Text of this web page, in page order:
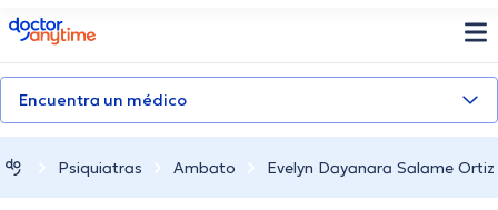
doctoranytime
Encuentra un médico
Psiquiatras Ambato Evelyn Dayanara Salame Ortiz